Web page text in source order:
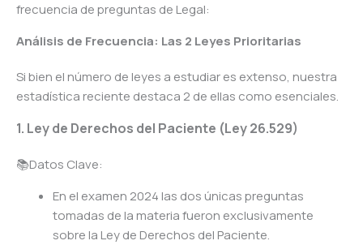
frecuencia de preguntas de Legal:
Análisis de Frecuencia: Las 2 Leyes Prioritarias
Si bien el número de leyes a estudiar es extenso, nuestra
estadística reciente destaca 2 de ellas como esenciales.
1. Ley de Derechos del Paciente (Ley 26.529)
📚Datos Clave:
En el examen 2024 las dos únicas preguntas
tomadas de la materia fueron exclusivamente
sobre la Ley de Derechos del Paciente.